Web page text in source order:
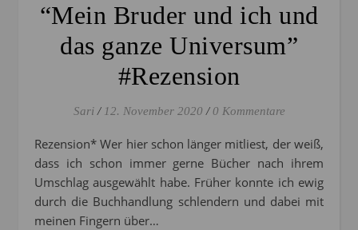
“Mein Bruder und ich und
das ganze Universum”
#Rezension
Sari / 12. November 2020 / 0 Kommentare
Rezension* Wer hier schon länger mitliest, der weiß,
dass ich schon immer gerne Bücher nach ihrem
Umschlag ausgewählt habe. Früher konnte ich ewig
durch die Buchhandlung schlendern und dabei mit
meinen Fingern über…